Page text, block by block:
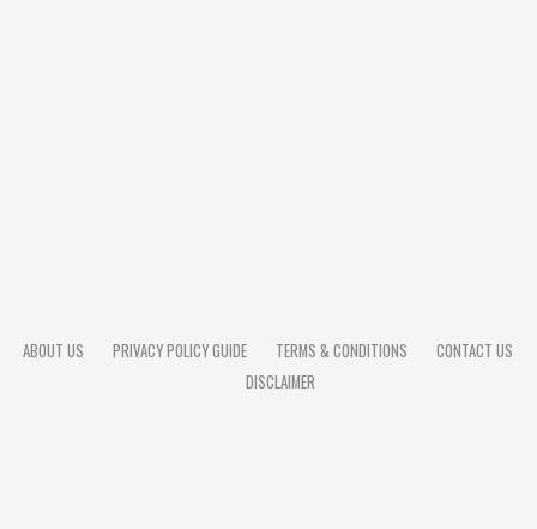
ABOUT US PRIVACY POLICY GUIDE TERMS & CONDITIONS
CONTACT US
DISCLAIMER